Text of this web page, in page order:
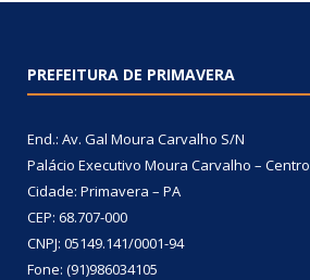
PREFEITURA DE PRIMAVERA
End.: Av. Gal Moura Carvalho S/N
Palácio Executivo Moura Carvalho – Centro
Cidade: Primavera – PA
CEP: 68.707-000
CNPJ: 05149.141/0001-94
Fone: (91)986034105